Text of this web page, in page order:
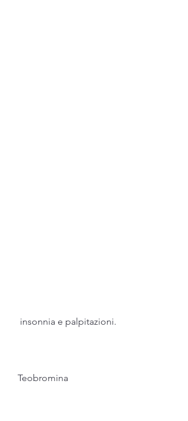
insonnia e palpitazioni.
Teobromina